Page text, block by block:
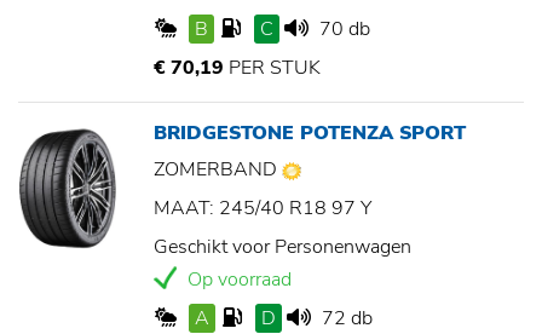
B
C
70 db
€ 70,19 PER STUK
BRIDGESTONE POTENZA SPORT
ZOMERBAND
MAAT: 245/40 R18 97 Y
Geschikt voor Personenwagen
Op voorraad
A
D
72 db